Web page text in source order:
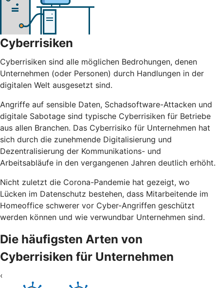
Cyberrisiken
Cyberrisiken sind alle möglichen Bedrohungen, denen
Unternehmen (oder Personen) durch Handlungen in der
digitalen Welt ausgesetzt sind.
Angriffe auf sensible Daten, Schadsoftware-Attacken und
digitale Sabotage sind typische Cyberrisiken für Betriebe
aus allen Branchen. Das Cyberrisiko für Unternehmen hat
sich durch die zunehmende Digitalisierung und
Dezentralisierung der Kommunikations- und
Arbeitsabläufe in den vergangenen Jahren deutlich erhöht.
Nicht zuletzt die Corona-Pandemie hat gezeigt, wo
Lücken im Datenschutz bestehen, dass Mitarbeitende im
Homeoffice schwerer vor Cyber-Angriffen geschützt
werden können und wie verwundbar Unternehmen sind.
Die häufigsten Arten von
Cyberrisiken für Unternehmen
‹